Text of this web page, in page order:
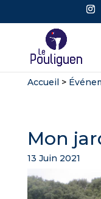
Accueil>
Mon
13 Juin 2021